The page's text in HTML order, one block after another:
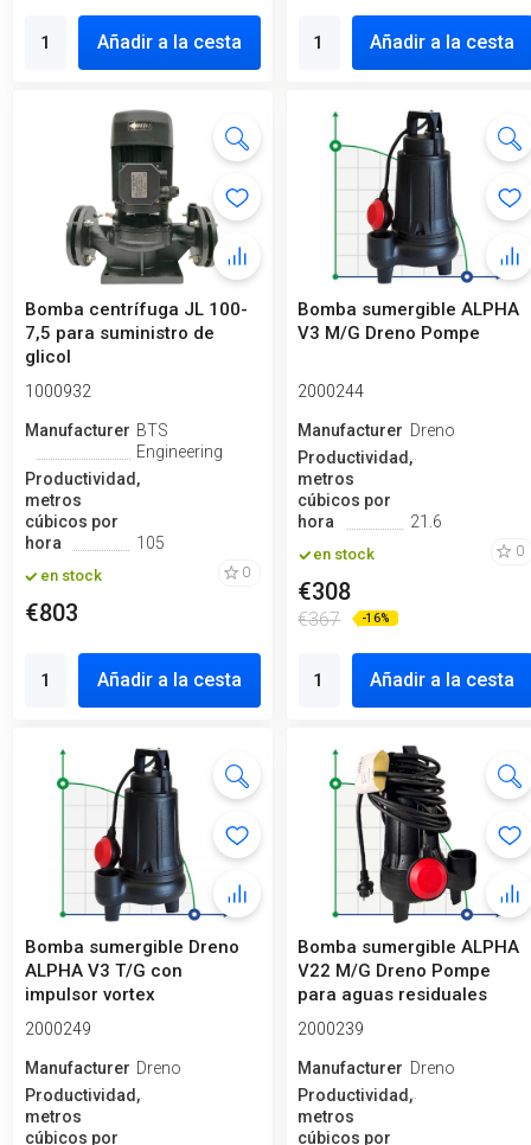
Añadir a la cesta Añadir a la cesta
Bomba centrífuga JL 100-
7,5 para suministro de
glicol
1000932
ManufactureroBTS
Engineering
Productividad,
metros
cúbicos por
hora
105
en stock 0
€803
Añadir a la cesta
Bomba sumergible ALPHA
V3 M/G Dreno Pompe
2000244
ManufactureroDreno
Productividad,
metros
cúbicos por
hora
21.6
en stock 0
€308
€367 -16%
Añadir a la cesta
Bomba sumergible Dreno
ALPHA V3 T/G con
impulsor vortex
2000249
ManufactureroDreno
Productividad,
metros
cúbicos por
Bomba sumergible ALPHA
V22 M/G Dreno Pompe
para aguas residuales
industriales
2000239
ManufactureroDreno
Productividad,
metros
cúbicos por